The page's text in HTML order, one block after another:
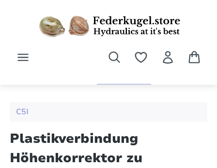
C5I
Plastikverbindung
Höhenkorrektor zu